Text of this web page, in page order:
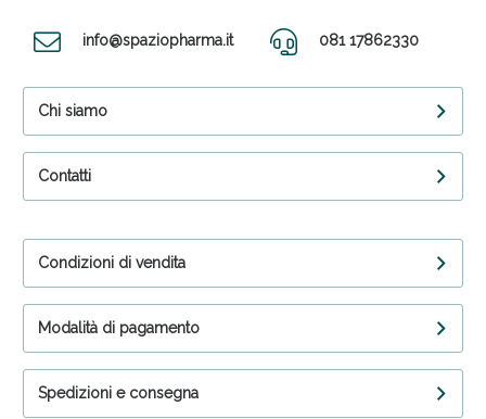
info@spaziopharma.it 081 17862330
Chi siamo
Contatti
Condizioni di vendita
Modalità di pagamento
Spedizioni e consegna